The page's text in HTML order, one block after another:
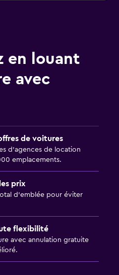
en louant
avec
de voitures
d’agences de location
emplacements.
prix
d’emblée pour éviter
flexibilité
avec annulation gratuite